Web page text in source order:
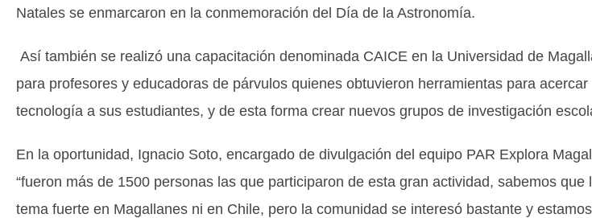
Natales se enmarcaron en la conmemoración del Día de la Astronomía.
Así también se realizó una capacitación denominada CAICE en la Universidad de
para profesores y educadoras de párvulos quienes obtuvieron herramientas para
tecnología a sus estudiantes, y de esta forma crear nuevos grupos de investigación
En la oportunidad, Ignacio Soto, encargado de divulgación del equipo PAR Explora
“fueron más de 1500 personas las que participaron de esta gran actividad, sabemos que
tema fuerte en Magallanes ni en Chile, pero la comunidad se interesó bastante y